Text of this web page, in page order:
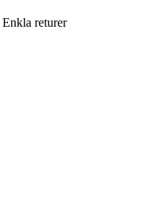
Enkla returer